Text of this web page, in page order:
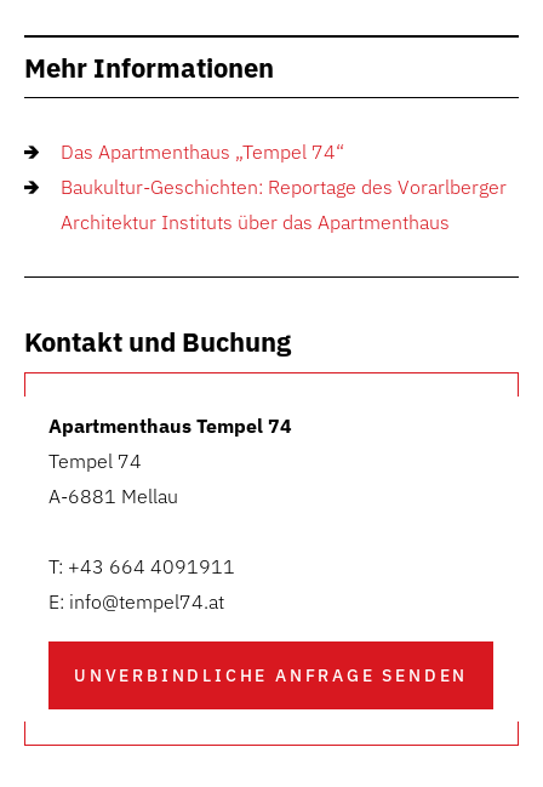
Mehr Informationen
Das Apartmenthaus „Tempel 74“
Baukultur-Geschichten: Reportage des Vorarlberger
Architektur Instituts über das Apartmenthaus
Kontakt und Buchung
Apartmenthaus Tempel 74
Tempel 74
A-6881 Mellau
T: +43 664 4091911
E: info@tempel74.at
UNVERBINDLICHE ANFRAGE SENDEN